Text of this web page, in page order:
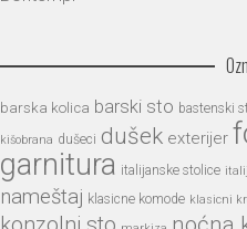
barska kolica barski sto bastenski
kišobrana dušeci dušek exterijer
garnitura italijanske stolice
nameštaj klasicne komode klasicni